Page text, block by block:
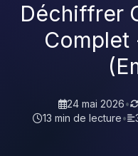
Déchiffrer
Complet
24 mai 2026•
13 min de lecture•